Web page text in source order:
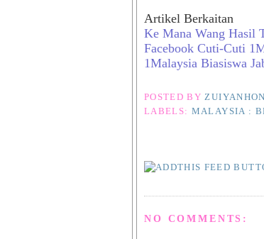
Artikel Berkaitan
Ke Mana Wang Hasil
Facebook Cuti-Cuti
1Malaysia Biasiswa
POSTED BY
LABELS: MALAYSIA :
NO COMMENTS: